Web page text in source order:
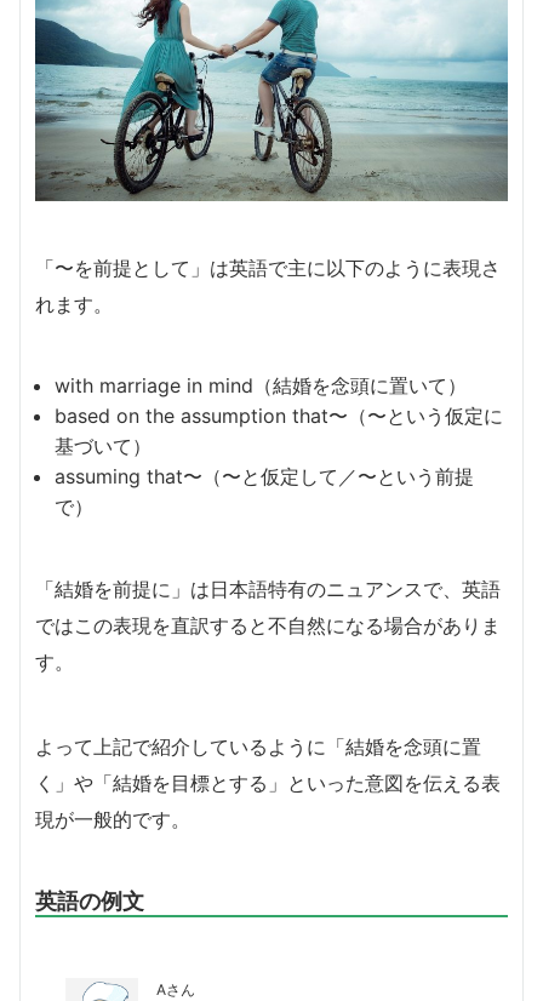
「〜を前提として」は英語で主に以下のように表現さ
れます。
with marriage in mind（結婚を念頭に置いて）
based on the assumption that〜（〜という仮定に
基づいて）
assuming that〜（〜と仮定して／〜という前提
で）
「結婚を前提に」は日本語特有のニュアンスで、英語
ではこの表現を直訳すると不自然になる場合がありま
す。
よって上記で紹介しているように「結婚を念頭に置
く」や「結婚を目標とする」といった意図を伝える表
現が一般的です。
英語の例文
Aさん